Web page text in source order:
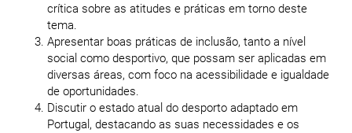
crítica sobre as atitudes e práticas em torno deste
tema.
Apresentar boas práticas de inclusão, tanto a nível
social como desportivo, que possam ser aplicadas em
diversas áreas, com foco na acessibilidade e igualdade
de oportunidades.
Discutir o estado atual do desporto adaptado em
Portugal, destacando as suas necessidades e os